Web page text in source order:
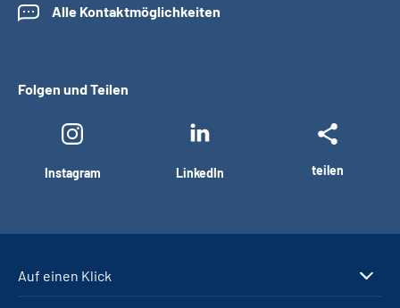
Alle Kontaktmöglichkeiten
Folgen und Teilen
Instagram LinkedIn teilen
Auf einen Klick